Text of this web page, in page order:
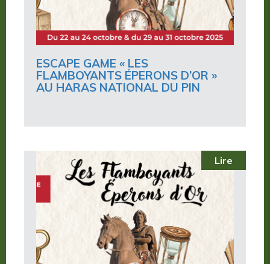
ESCAPE GAME « LES
FLAMBOYANTS ÉPERONS D’OR »
AU HARAS NATIONAL DU PIN
Lire